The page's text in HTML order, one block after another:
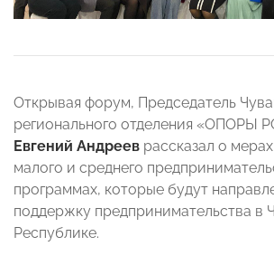
Открывая форум, Председатель
регионального отделения «ОПОРЫ
Евгений Андреев рассказал о
малого и среднего
программах, которые будут
поддержку предпринимательства в
Республике.